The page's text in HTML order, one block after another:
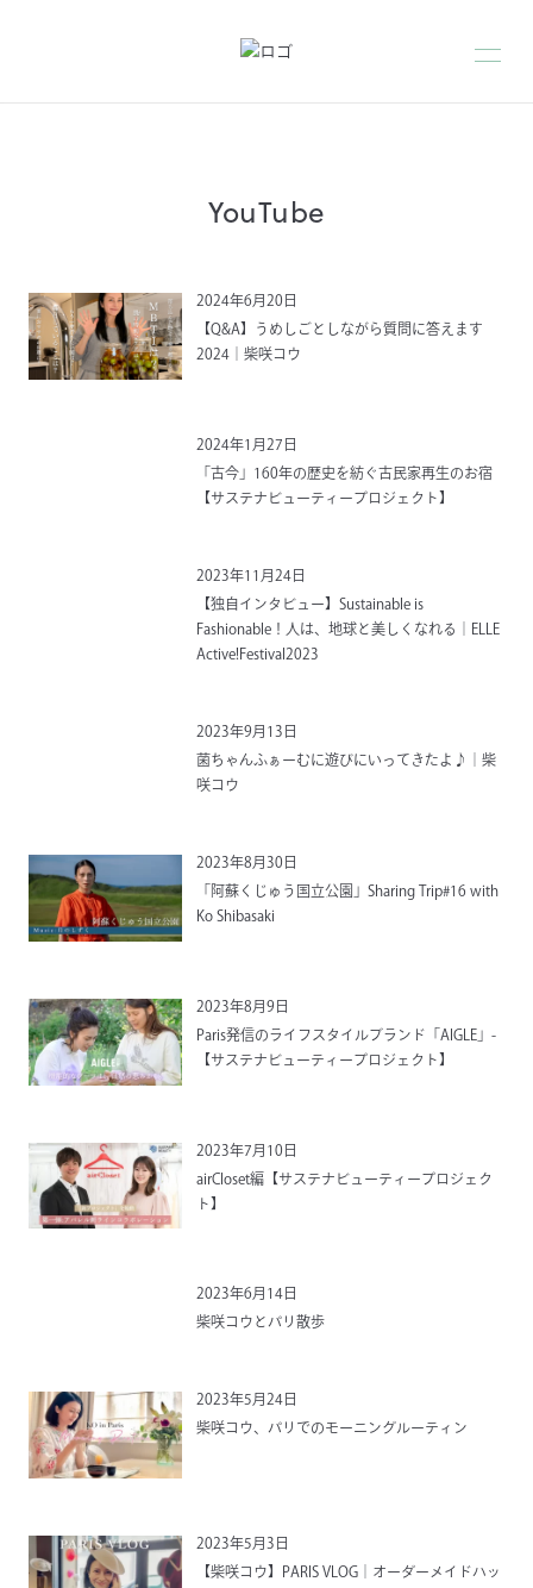
YouTube
2024年6月20日
【Q&A】うめしごとしながら質問に答えます
2024｜柴咲コウ
2024年1月27日
「古今」160年の歴史を紡ぐ古民家再生のお宿
【サステナビューティープロジェクト】
2023年11月24日
【独自インタビュー】Sustainable is
Fashionable！人は、地球と美しくなれる｜ELLE
Active!Festival2023
2023年9月13日
菌ちゃんふぁーむに遊びにいってきたよ♪｜柴
咲コウ
2023年8月30日
「阿蘇くじゅう国立公園」Sharing Trip#16 with
Ko Shibasaki
2023年8月9日
Paris発信のライフスタイルブランド「AIGLE」-
【サステナビューティープロジェクト】
2023年7月10日
airCloset編【サステナビューティープロジェク
ト】
2023年6月14日
柴咲コウとパリ散歩
2023年5月24日
柴咲コウ、パリでのモーニングルーティン
2023年5月3日
【柴咲コウ】PARIS VLOG｜オーダーメイドハッ